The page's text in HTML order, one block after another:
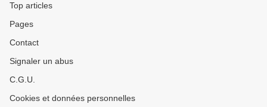
Top articles
Pages
Contact
Signaler un abus
C.G.U.
Cookies et données personnelles